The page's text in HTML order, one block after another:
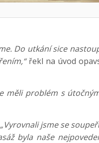
Do utkání sice
řekl na úvod
měli problém s
„Vyrovnali jsme se
byla naše